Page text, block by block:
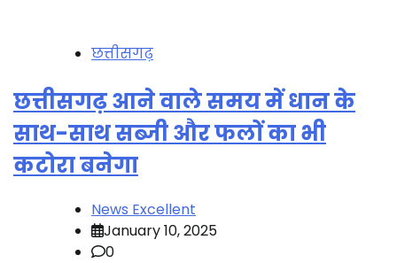
छत्तीसगढ़
छत्तीसगढ़ आने वाले समय में धान के
साथ-साथ सब्जी और फलों का भी
कटोरा बनेगा
News Excellent
January 10, 2025
0